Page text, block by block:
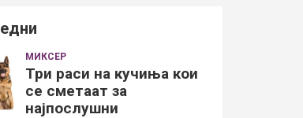
МИКСЕР
Три раси на кучиња кои
се сметаат за
најпослушни